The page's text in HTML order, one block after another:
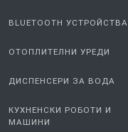
BLUETOOTH УСТРОЙСТВА
ОТОПЛИТЕЛНИ УРЕДИ
ДИСПЕНСЕРИ ЗА ВОДА
КУХНЕНСКИ РОБОТИ И
МАШИНИ